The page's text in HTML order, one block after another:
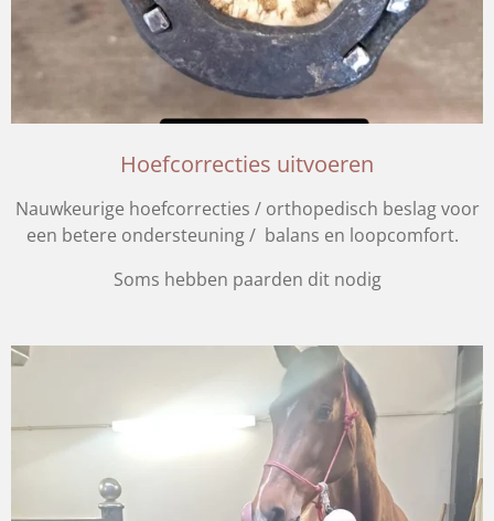
Hoefcorrecties uitvoeren
Nauwkeurige hoefcorrecties / orthopedisch beslag voor
een betere ondersteuning / balans en loopcomfort.
Soms hebben paarden dit nodig